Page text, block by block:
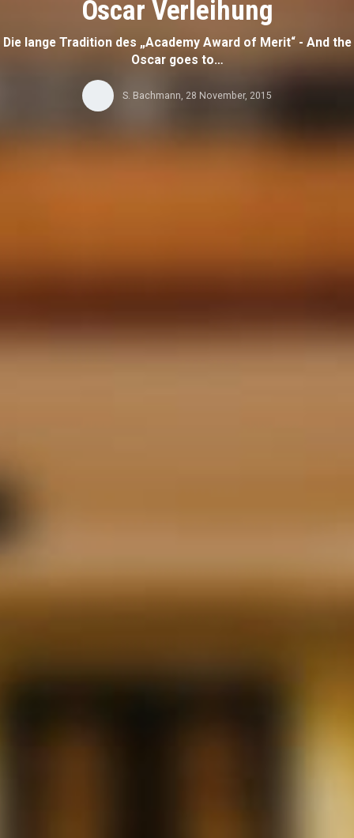
Oscar Verleihung
Die lange Tradition des „Academy Award of Merit“ - And the
Oscar goes to…
S. Bachmann, 28 November, 2015